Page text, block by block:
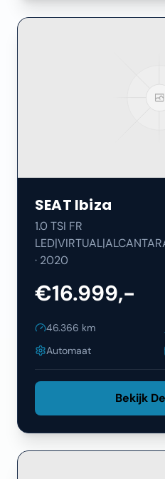
SEAT Ibiza
1.0 TSI FR
· 2020
€16.999,-
46.366 km
Automaat
Bekijk